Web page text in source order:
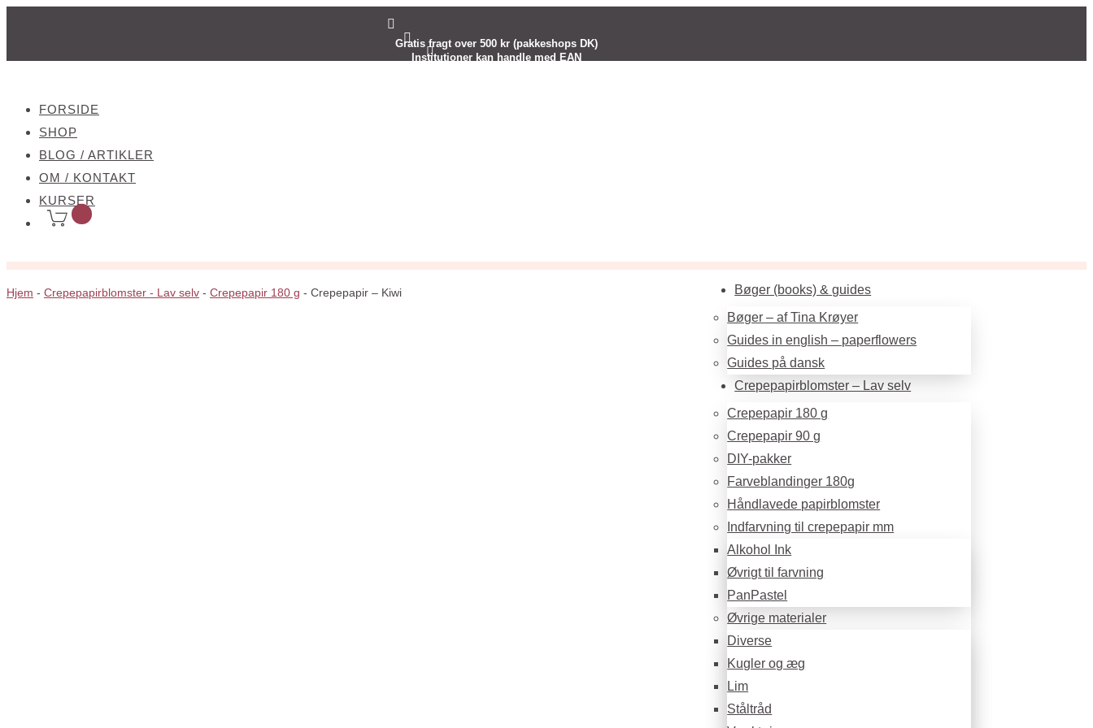

Gratis fragt over 500 kr (pakkeshops DK)

Institutioner kan handle med EAN

FORSIDE
SHOP
BLOG / ARTIKLER
OM / KONTAKT
KURSER
Bøger (books) & guides
Bøger – af Tina Krøyer
Guides in english – paperflowers
Guides på dansk
Crepepapirblomster – Lav selv
Crepepapir 180 g
Crepepapir 90 g
DIY-pakker
Farveblandinger 180g
Håndlavede papirblomster
Indfarvning til crepepapir mm
Alkohol Ink
Øvrigt til farvning
PanPastel
Øvrige materialer
Diverse
Kugler og æg
Lim
Ståltråd
Hjem - Crepepapirblomster - Lav selv - Crepepapir 180 g - Crepepapir – Kiwi